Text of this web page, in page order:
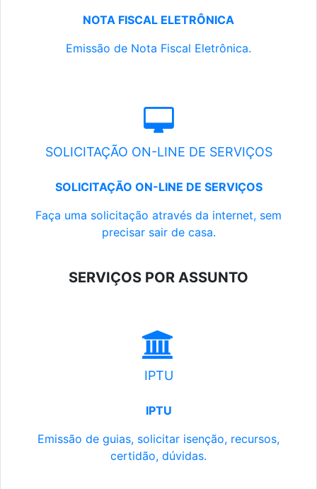
NOTA FISCAL ELETRÔNICA
Emissão de Nota Fiscal Eletrônica.
SOLICITAÇÃO ON-LINE DE SERVIÇOS
SOLICITAÇÃO ON-LINE DE SERVIÇOS
Faça uma solicitação através da internet, sem
precisar sair de casa.
SERVIÇOS POR ASSUNTO
IPTU
IPTU
Emissão de guias, solicitar isenção, recursos,
certidão, dúvidas.